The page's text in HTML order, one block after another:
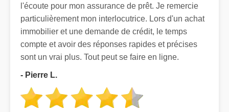
l'écoute pour mon assurance de prêt. Je remercie
particulièrement mon interlocutrice. Lors d'un achat
immobilier et une demande de crédit, le temps
compte et avoir des réponses rapides et précises
sont un vrai plus. Tout peut se faire en ligne.
- Pierre L.